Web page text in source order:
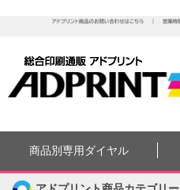
商品別専用ダイヤル